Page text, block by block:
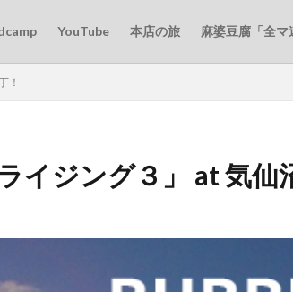
YouTube 本店の旅 麻婆豆腐「全マ
！
イジング３」 at 気仙